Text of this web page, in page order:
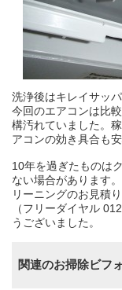
洗浄後はキレイサッパ
今回のエアコンは比
構汚れていました。
アコンの効き具合も安
10年を過ぎたものは
ない場合があります
リーニングのお見積
（フリーダイヤル
うございました。
関連のお掃除ビフ